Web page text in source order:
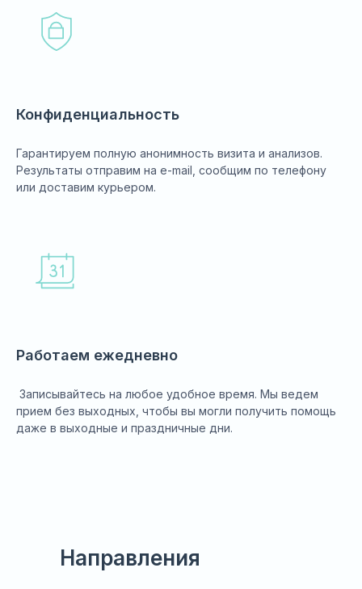
Конфиденциальность
Гарантируем полную анонимность визита и анализов.
Результаты отправим на e-mail, сообщим по телефону
или доставим курьером.
Работаем ежедневно
Записывайтесь на любое удобное время. Мы ведем
прием без выходных, чтобы вы могли получить помощь
даже в выходные и праздничные дни.
Направления